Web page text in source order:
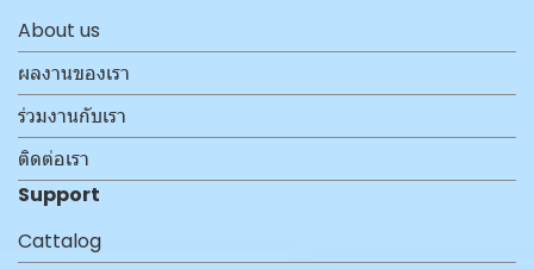
About us
ผลงานของเรา
ร่วมงานกับเรา
ติดต่อเรา
Support
Cattalog